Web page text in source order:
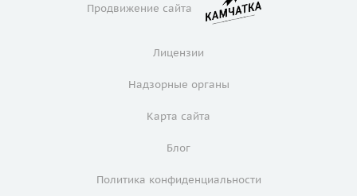
Продвижение сайта
Лицензии
Надзорные органы
Карта сайта
Блог
Политика конфиденциальности